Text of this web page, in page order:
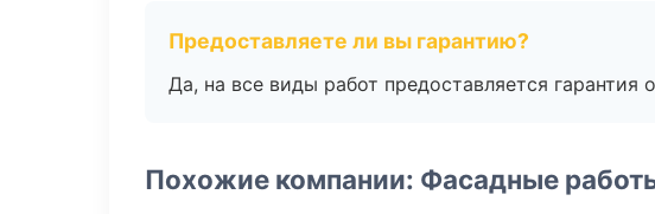
Предоставляете ли вы гарантию?
Да, на все виды работ предоставляется гарантия
Похожие компании: Фасадные